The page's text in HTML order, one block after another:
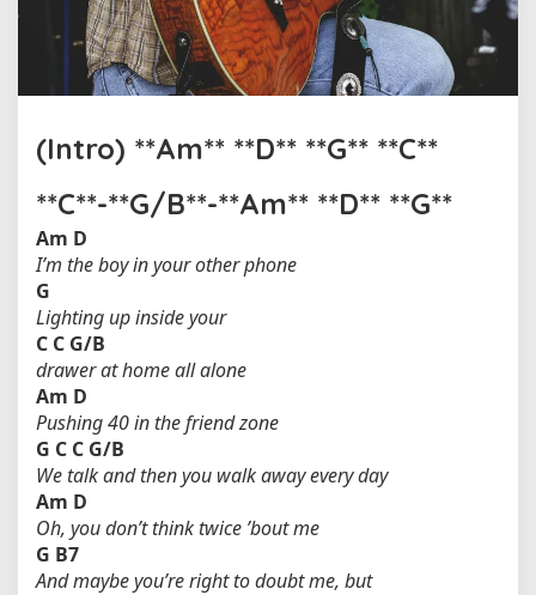
h
J
o
h
a
e
(Intro) **Am** **D** **G** **C**
**C**-**G/B**-**Am** **D** **G**
Am D
I’m the boy in your other phone
G
Lighting up inside your
C C G/B
drawer at home all alone
Am D
Pushing 40 in the friend zone
G C C G/B
We talk and then you walk away every day
Am D
Oh, you don’t think twice ’bout me
G B7
And maybe you’re right to doubt me, but